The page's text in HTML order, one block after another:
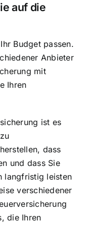
auf die
Budget passen.
Anbieter
mit
Ihren
ist es
dass
und dass Sie
langfristig leisten
verschiedener
die Ihren